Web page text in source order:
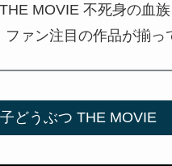
MOVIE 不死身の血
ファン注目の作品が揃っ
どうぶつ THE MOVIE